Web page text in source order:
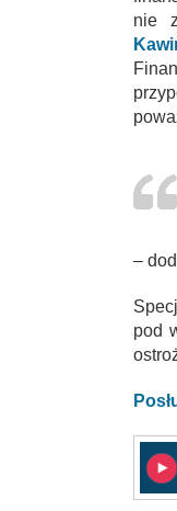
nie
–
pod